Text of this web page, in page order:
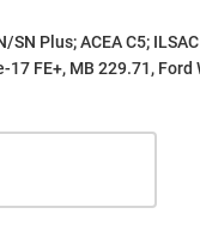
SN Plus; ACEA C5;
17 FE+, MB 229.71,